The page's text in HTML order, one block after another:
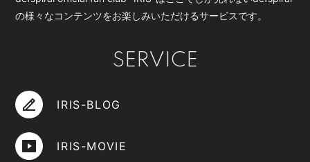
ログイン
の様々なコンテンツをお楽しみいただけるサービスです。
SERVICE
IRIS-BLOG
IRIS-MOVIE